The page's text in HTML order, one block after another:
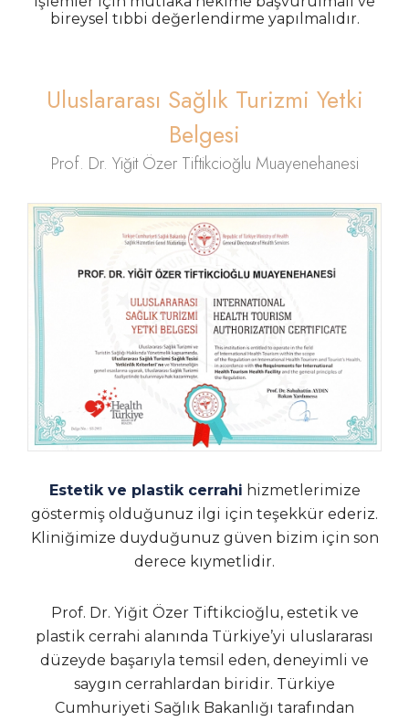
bireysel tıbbi değerlendirme yapılmalıdır.
Uluslararası Sağlık Turizmi Yetki
Belgesi
Prof. Dr. Yiğit Özer Tiftikcioğlu Muayenehanesi
Estetik ve plastik cerrahi hizmetlerimize
göstermiş olduğunuz ilgi için teşekkür ederiz.
Kliniğimize duyduğunuz güven bizim için son
derece kıymetlidir.
Prof. Dr. Yiğit Özer Tiftikcioğlu, estetik ve
plastik cerrahi alanında Türkiye’yi uluslararası
düzeyde başarıyla temsil eden, deneyimli ve
saygın cerrahlardan biridir. Türkiye
Cumhuriyeti Sağlık Bakanlığı tarafından